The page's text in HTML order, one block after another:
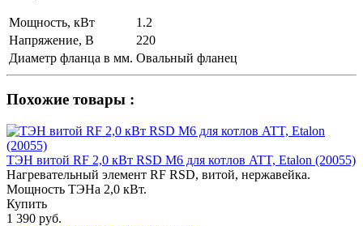
Мощность, кВт
1.2
Напряжение, В
220
Диаметр фланца в мм. Овальный фланец
Похожие товары :
ТЭН витой RF 2,0 кВт RSD M6 для котлов ATT, Etalon (20055)
Нагревательный элемент RF RSD, витой, нержавейка.
Мощность ТЭНа 2,0 кВт.
Купить
1 390 руб.